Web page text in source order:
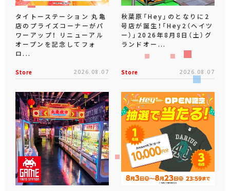
タイトーステーション 丸亀
店のプライズコーナーがパ
ワーアップ！ リニューアル
オープンを記念してフォ
ロ...
Store 2026.08.07
秋葉原「Hey」のとなりに2
号店が誕生！「Hey2（ヘイツ
ー）」2026年8月8日（土）グ
ランドオー...
Store 2026.08.07